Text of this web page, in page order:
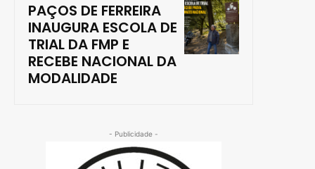
PAÇOS DE FERREIRA
INAUGURA ESCOLA DE
TRIAL DA FMP E
RECEBE NACIONAL DA
MODALIDADE
- Publicidade -